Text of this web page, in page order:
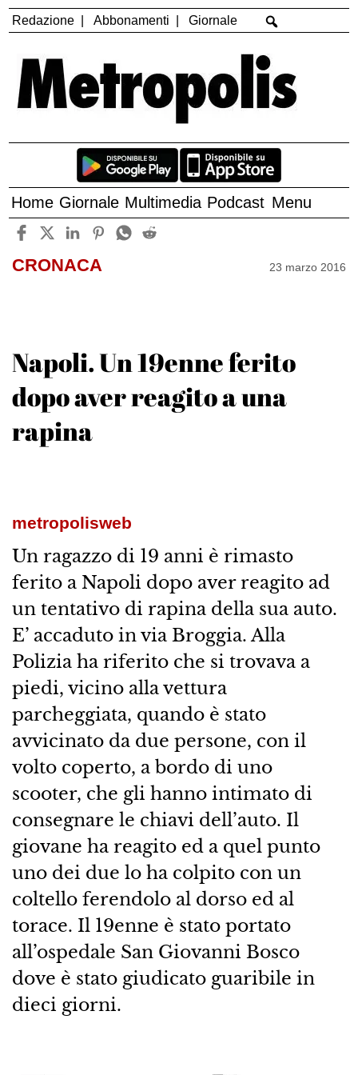
Redazione Abbonamenti Giornale
Home Giornale Multimedia Podcast Menu
CRONACA 23 marzo 2016
Napoli. Un 19enne ferito
dopo aver reagito a una
rapina
metropolisweb
Un ragazzo di 19 anni è rimasto
ferito a Napoli dopo aver reagito ad
un tentativo di rapina della sua auto.
E’ accaduto in via Broggia. Alla
Polizia ha riferito che si trovava a
piedi, vicino alla vettura
parcheggiata, quando è stato
avvicinato da due persone, con il
volto coperto, a bordo di uno
scooter, che gli hanno intimato di
consegnare le chiavi dell’auto. Il
giovane ha reagito ed a quel punto
uno dei due lo ha colpito con un
coltello ferendolo al dorso ed al
torace. Il 19enne è stato portato
all’ospedale San Giovanni Bosco
dove è stato giudicato guaribile in
dieci giorni.